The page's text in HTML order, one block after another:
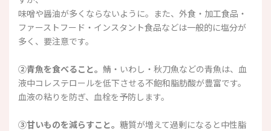
味噌や醤油が多くならないように。また、外食・加工食品・
ファーストフード・インスタント食品などは一般的に塩分が
多く、要注意です。
②青魚を食べること。 鯖・いわし・秋刀魚などの青魚は、血
液中コレステロールを低下させる不飽和脂肪酸が豊富です。
血液の粘りを防ぎ、血栓を予防します。
③甘いものを減らすこと。 糖質が増えて過剰になると中性脂